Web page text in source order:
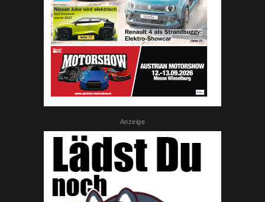
Anzeige